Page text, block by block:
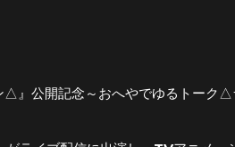
公開記念～おへやでゆるトーク△